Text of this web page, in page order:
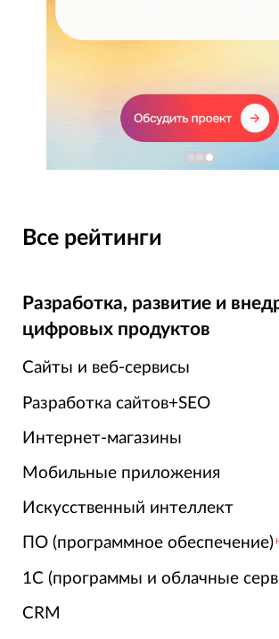
Все рейтинги
Разработка, развитие и
цифровых продуктов
Сайты и веб-сервисы
Разработка сайтов+SEO
Интернет-магазины
Мобильные приложения
Искусственный интеллект
ПО (программное обеспечение)
1С (программы и облачные
CRM